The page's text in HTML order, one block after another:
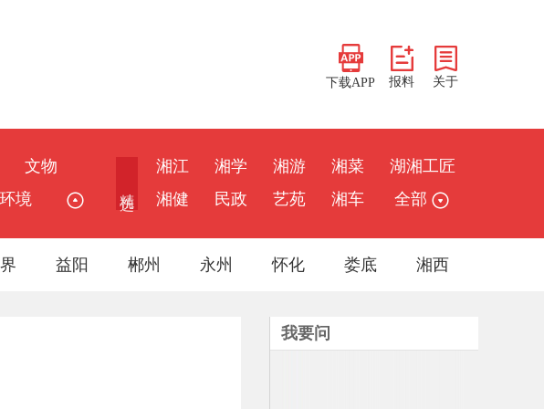
下载APP 报料 关于
文物
境
湘江 湘学 湘游 湘菜
湖湘工匠
湘健
民政 艺苑 湘车 全部
益阳 郴州 永州 怀化 娄底 湘西
我要问